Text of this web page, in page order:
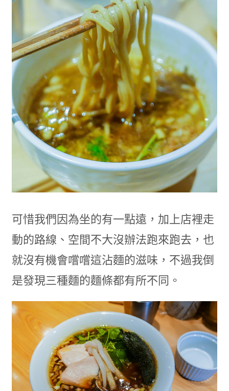
可惜我們因為坐的有一點遠，加上店裡走
動的路線、空間不大沒辦法跑來跑去，也
就沒有機會嚐嚐這沾麵的滋味，不過我倒
是發現三種麵的麵條都有所不同。